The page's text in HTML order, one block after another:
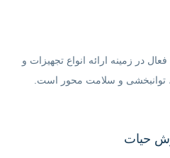
در زمینه ارائه انواع تجهیزات و
توانبخشی و سلامت محور است.
حیات